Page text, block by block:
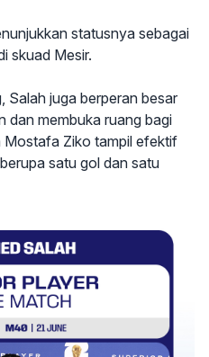
statusnya sebagai
skuad Mesir.
Salah juga berperan besar
dan membuka ruang bagi
Ziko tampil efektif
satu gol dan satu